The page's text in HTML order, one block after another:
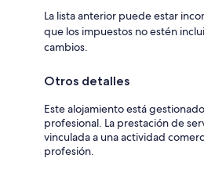
La lista anterior puede estar
que los impuestos no estén
cambios.
Otros detalles
Este alojamiento está
profesional. La prestación de
vinculada a una actividad
profesión.